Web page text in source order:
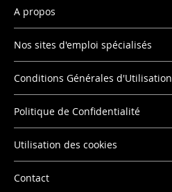
A propos
Nos sites d'emploi spécialisés
Conditions Générales d'Utilisation
Politique de Confidentialité
Utilisation des cookies
Contact